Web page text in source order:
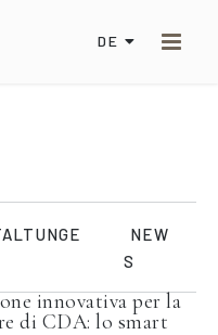
DE
NEW
S
innovativa per la
di CDA: lo smart